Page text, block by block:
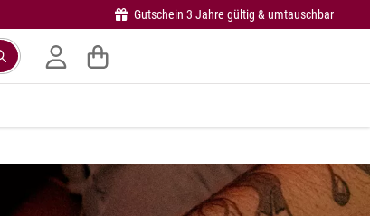
Gutschein 3 Jahre gültig & umtauschbar